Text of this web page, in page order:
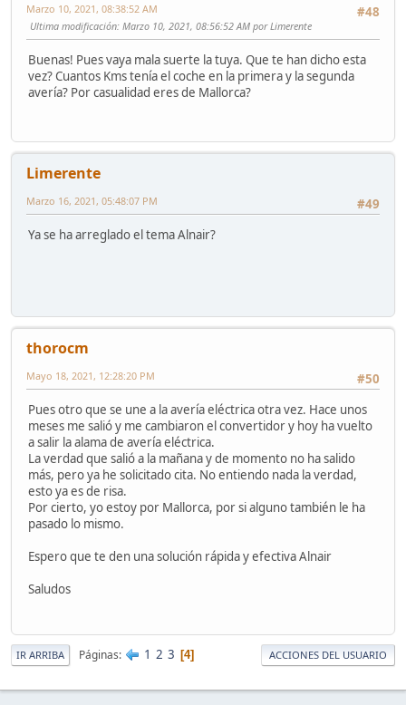
#48
Marzo 10, 2021, 08:38:52 AM
Ultima modificación: Marzo 10, 2021, 08:56:52 AM por Limerente
Buenas! Pues vaya mala suerte la tuya. Que te han dicho esta
vez? Cuantos Kms tenía el coche en la primera y la segunda
avería? Por casualidad eres de Mallorca?
Limerente
#49
Marzo 16, 2021, 05:48:07 PM
Ya se ha arreglado el tema Alnair?
thorocm
#50
Mayo 18, 2021, 12:28:20 PM
Pues otro que se une a la avería eléctrica otra vez. Hace unos
meses me salió y me cambiaron el convertidor y hoy ha vuelto
a salir la alama de avería eléctrica.
La verdad que salió a la mañana y de momento no ha salido
más, pero ya he solicitado cita. No entiendo nada la verdad,
esto ya es de risa.
Por cierto, yo estoy por Mallorca, por si alguno también le ha
pasado lo mismo.
Espero que te den una solución rápida y efectiva Alnair
Saludos
IR ARRIBA Páginas 1 2 3 4 ACCIONES DEL USUARIO